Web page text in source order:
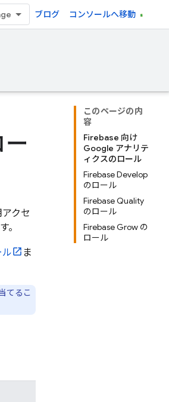
ブログ コンソールへ移動
このページの内
容
Firebase 向け
Google アナリテ
ィクスのロール
Firebase Develop
のロール
Firebase Quality
のロール
Firebase Grow の
ロール
クセ
。
ル
ま
てるこ